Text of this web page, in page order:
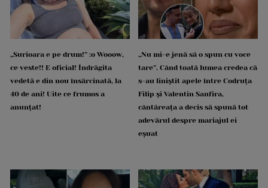
„Surioara e pe drum!” :o Wooow,
ce veste!! E oficial! Îndrăgita
vedetă e din nou însărcinată, la
40 de ani! Uite ce frumos a
anunțat!
„Nu mi-e jenă să o spun cu voce
tare”. Când toată lumea credea că
s-au liniștit apele între Codruța
Filip și Valentin Sanfira,
cântăreața a decis să spună tot
adevărul despre mariajul ei
eșuat